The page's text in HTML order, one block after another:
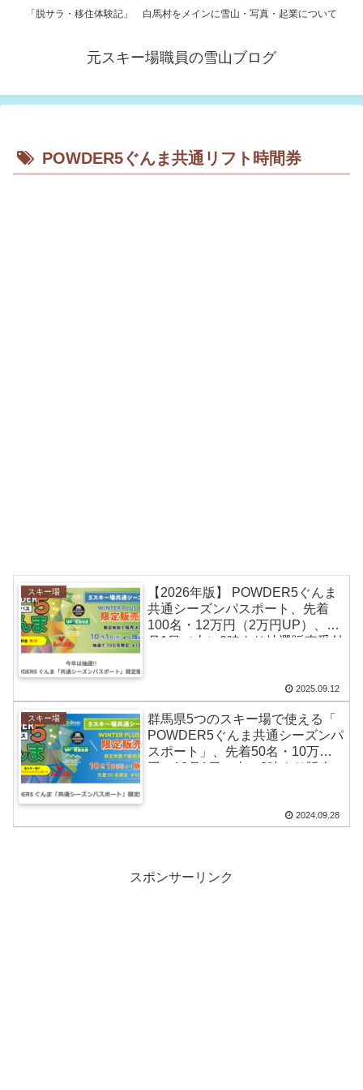
「脱サラ・移住体験記」 白馬村をメインに雪山・写真・起業について
元スキー場職員の雪山ブログ
POWDER5ぐんま共通リフト時間券
スキー場
【2026年版】 POWDER5ぐんま
共通シーズンパスポート、先着
100名・12万円（2万円UP）、10
月1日（火）0時より抽選販売受付
2025.09.12
スキー場
群馬県5つのスキー場で使える「
POWDER5ぐんま共通シーズンパ
スポート」、先着50名・10万
円、10月1日（火）0時より販売
2024.09.28
スポンサーリンク